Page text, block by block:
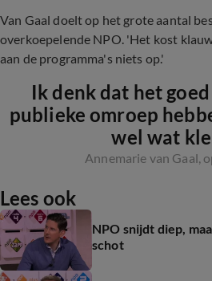
Van Gaal doelt op het grote aantal
overkoepelende NPO. 'Het kost
aan de programma's niets op.'
Ik denk dat het
publieke omroep
wel wat
Annemarie van Gaal,
Lees ook
NPO snijdt diep,
schot